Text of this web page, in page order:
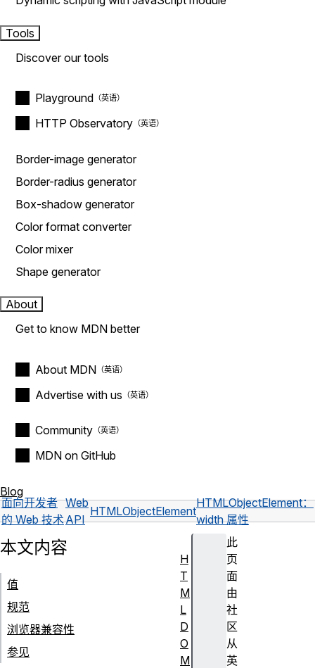
Tools
Discover our tools
Playground
HTTP Observatory
Border-image generator
Border-radius generator
Box-shadow generator
Color format converter
Color mixer
Shape generator
About
Get to know MDN better
About MDN
Advertise with us
Community
MDN on GitHub
Blog
面向开发者
的 Web 技术
Web
API
HTMLObjectElement
HTMLObjectElement：
width 属性
此
页
面
由
社
区
从
英
本文内容
值
规范
浏览器兼容性
参见
H
T
M
L
D
O
M